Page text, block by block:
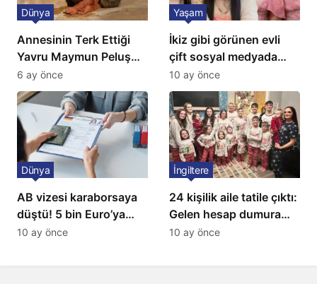
Annesinin Terk Ettiği
Yavru Maymun Peluş
Oyuncağını Anne Bildi
Dünya
6 ay önce
İkiz gibi görünen evli
çift sosyal medyada
gündem oldu
Yaşam
10 ay önce
AB vizesi karaborsaya
düştü! 5 bin Euro’ya
varan fiyatlarla
Dünya
10 ay önce
24 kişilik aile tatile çıktı:
Gelen hesap dumura
uğrattı
İngiltere
10 ay önce